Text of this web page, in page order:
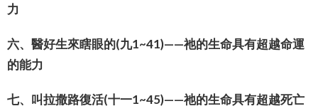
力
六、醫好生來瞎眼的(九1~41)——祂的生命具有超越命運
的能力
七、叫拉撒路復活(十一1~45)——祂的生命具有超越死亡